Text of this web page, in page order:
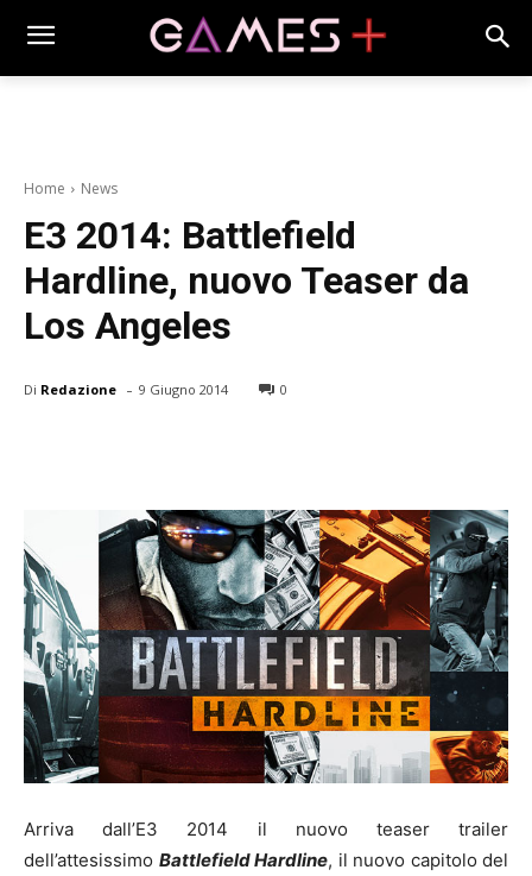
Home News
E3 2014: Battlefield
Hardline, nuovo Teaser da
Los Angeles
Di Redazione - 9 Giugno 2014 0
Arriva dall’E3 2014 il nuovo teaser trailer
dell’attesissimo Battlefield Hardline, il nuovo capitolo del